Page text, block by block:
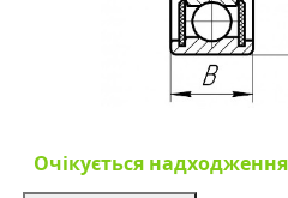
Очікується надходження